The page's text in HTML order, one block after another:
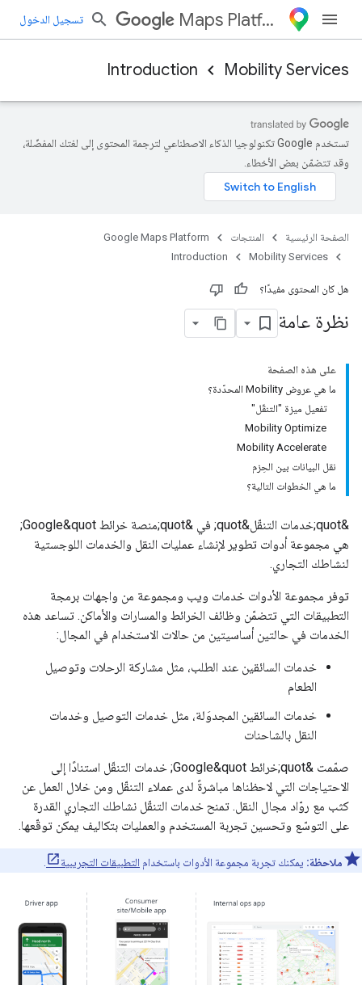
Maps Platform تسجيل الدخول
Mobility Services
Introduction
تستخدم Google تكنولوجيا الذكاء الاصطناعي لترجمة المحتوى إلى لغتك المفضّلة،
وقد تتضمّن بعض الأخطاء.
الصفحة الرئيسية المنتجات
Google Maps Platform
Mobility Services
Introduction
هل كان المحتوى مفيدًا؟
نظرة عامة
على هذه الصفحة
ما هي عروض Mobility المحدّدة؟
تفعيل ميزة "التنقّل"
Mobility Optimize
Mobility Accelerate
نقل البيانات بين الحِزم
ما هي الخطوات التالية؟
&quot;خدمات التنقّل&quot; في &quot;منصة خرائط Google&quot;
هي مجموعة أدوات تطوير لإنشاء عمليات النقل والخدمات اللوجستية
لنشاطك التجاري.
توفر مجموعة الأدوات خدمات ويب ومجموعة من واجهات برمجة
التطبيقات التي تتضمّن وظائف الخرائط والمسارات والأماكن. تساعد هذه
الخدمات في حالتين أساسيتين من حالات الاستخدام في المجال:
خدمات السائقين عند الطلب، مثل مشاركة الرحلات وتوصيل
الطعام
خدمات السائقين المجدوَلة، مثل خدمات التوصيل وخدمات
النقل بالشاحنات
صمّمت &quot;خرائط Google&quot; خدمات التنقّل استنادًا إلى
الاحتياجات التي لاحظناها مباشرةً لدى عملاء التنقّل ومن خلال العمل عن
كثب مع روّاد مجال النقل. تمنح خدمات التنقّل نشاطك التجاري القدرة
على التوسّع وتحسين تجربة المستخدم والعمليات بتكاليف يمكن توقّعها.
ملاحظة: يمكنك تجربة مجموعة الأدوات باستخدام التطبيقات التجريبية